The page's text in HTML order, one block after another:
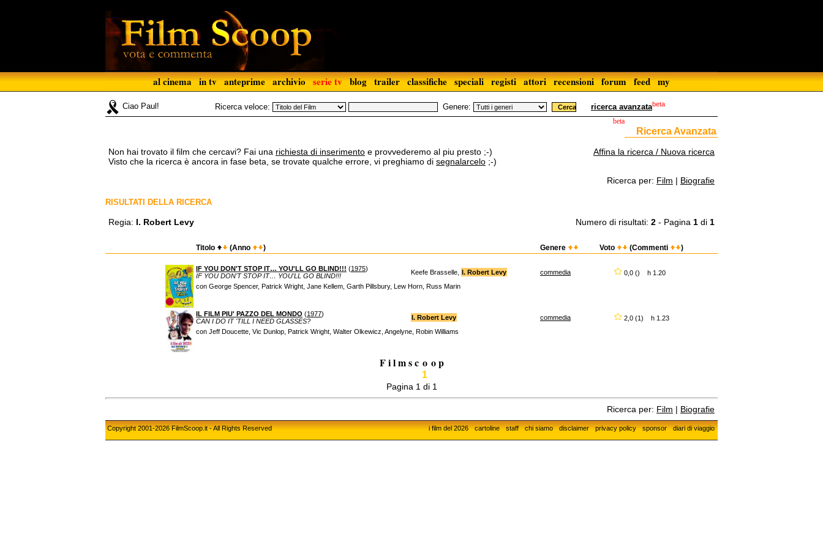
al cinema in tv anteprime archivio serie tv blog trailer classifiche speciali registi attori recensioni forum feed my
Ciao Paul! Ricerca veloce: Genere: ricerca avanzatabeta
Ricerca Avanzata
beta
Affina la ricerca / Nuova ricerca
Non hai trovato il film che cercavi? Fai una richiesta di inserimento e provvederemo al piu presto ;-)
Visto che la ricerca è ancora in fase beta, se trovate qualche errore, vi preghiamo di segnalarcelo ;-)
Ricerca per: Film | Biografie
RISULTATI DELLA RICERCA
Numero di risultati: 2 - Pagina 1 di 1
Regia: I. Robert Levy
Titolo (Anno ) Genere Voto (Commenti )
IF YOU DON'T STOP IT… YOU'LL GO BLIND!!! (1975)
IF YOU DON'T STOP IT… YOU'LL GO BLIND!!!
Keefe Brasselle, I. Robert Levy commedia
0,0 () h 1.20
con George Spencer, Patrick Wright, Jane Kellem, Garth Pillsbury, Lew Horn, Russ Marin
IL FILM PIU' PAZZO DEL MONDO (1977)
CAN I DO IT 'TILL I NEED GLASSES?
I. Robert Levy commedia
2,0 (1) h 1.23
con Jeff Doucette, Vic Dunlop, Patrick Wright, Walter Olkewicz, Angelyne, Robin Williams
F i l m s c o
1
o p
Pagina 1 di 1
Ricerca per: Film | Biografie
diari di viaggio
sponsor
privacy policy
disclaimer
chi siamo
staff
cartoline
i film del 2026
Copyright 2001-2026 FilmScoop.it - All Rights Reserved